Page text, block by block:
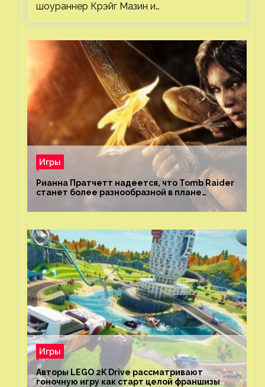
шоураннер Крэйг Мазин и…
Игры
Рианна Пратчетт надеется, что Tomb Raider
станет более разнообразной в плане
репрезентации
Игры
Авторы LEGO 2K Drive рассматривают
гоночную игру как старт целой франшизы